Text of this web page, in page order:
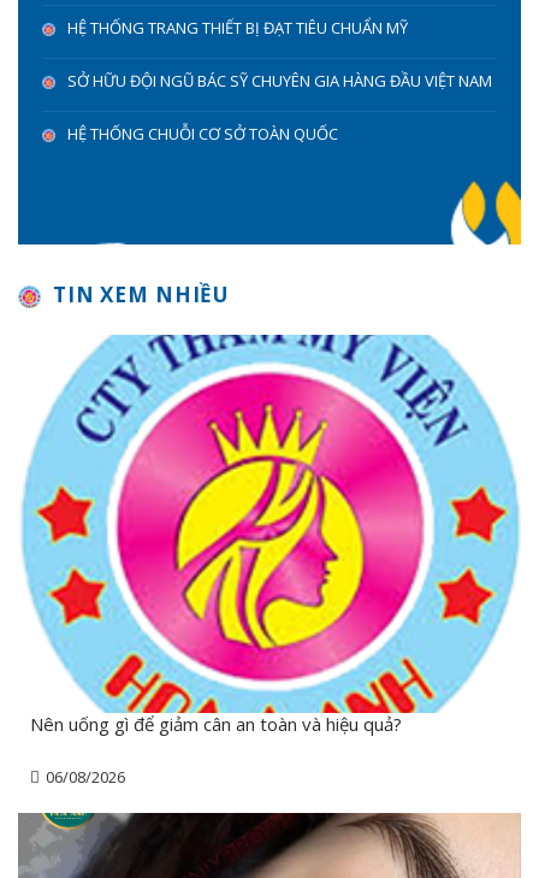
HỆ THỐNG TRANG THIẾT BỊ ĐẠT TIÊU CHUẨN MỸ
SỞ HỮU ĐỘI NGŨ BÁC SỸ CHUYÊN GIA HÀNG ĐẦU VIỆT NAM
HỆ THỐNG CHUỖI CƠ SỞ TOÀN QUỐC
TIN XEM NHIỀU
Nên uống gì để giảm cân an toàn và hiệu quả?
06/08/2026